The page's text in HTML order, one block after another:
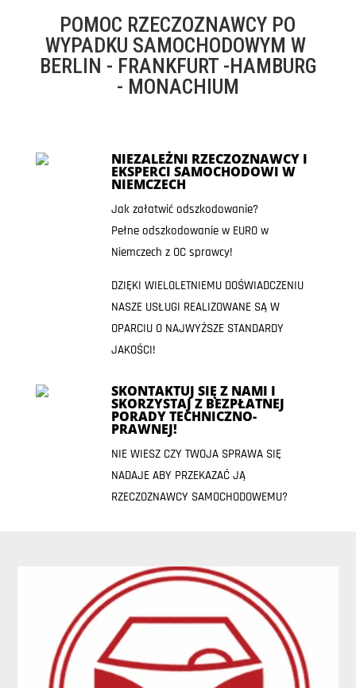
POMOC RZECZOZNAWCY PO
WYPADKU SAMOCHODOWYM W
BERLIN - FRANKFURT -HAMBURG
- MONACHIUM
NIEZALEŻNI RZECZOZNAWCY I
EKSPERCI SAMOCHODOWI W
NIEMCZECH
Jak załatwić odszkodowanie?
Pełne odszkodowanie w EURO w
Niemczech z OC sprawcy!
DZIĘKI WIELOLETNIEMU DOŚWIADCZENIU
NASZE USŁUGI REALIZOWANE SĄ W
OPARCIU O NAJWYŻSZE STANDARDY
JAKOŚCI!
SKONTAKTUJ SIĘ Z NAMI I
SKORZYSTAJ Z BEZPŁATNEJ
PORADY TECHNICZNO-
PRAWNEJ!
NIE WIESZ CZY TWOJA SPRAWA SIĘ
NADAJE ABY PRZEKAZAĆ JĄ
RZECZOZNAWCY SAMOCHODOWEMU?